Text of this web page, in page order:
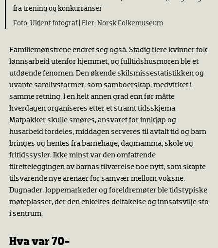
fra trening og konkurranser
Ukjent fotograf |
Norsk Folkemuseum
Familiemønstrene endret seg også. Stadig flere kvinner tok
lønnsarbeid utenfor hjemmet, og fulltidshusmoren ble et
utdøende fenomen. Den økende skilsmissestatistikken og
uvante samlivsformer, som samboerskap, medvirket i
samme retning. I en helt annen grad enn før måtte
hverdagen organiseres etter et stramt tidsskjema.
Matpakker skulle smøres, ansvaret for innkjøp og
husarbeid fordeles, middagen serveres til avtalt tid og barn
bringes og hentes fra barnehage, dagmamma, skole og
fritidssysler. Ikke minst var den omfattende
tilretteleggingen av barnas tilværelse noe nytt, som skapte
tilsvarende nye arenaer for samvær mellom voksne.
Dugnader, loppemarkeder og foreldremøter ble tidstypiske
møteplasser, der den enkeltes deltakelse og innsatsvilje sto
i sentrum.
Hva var 70-